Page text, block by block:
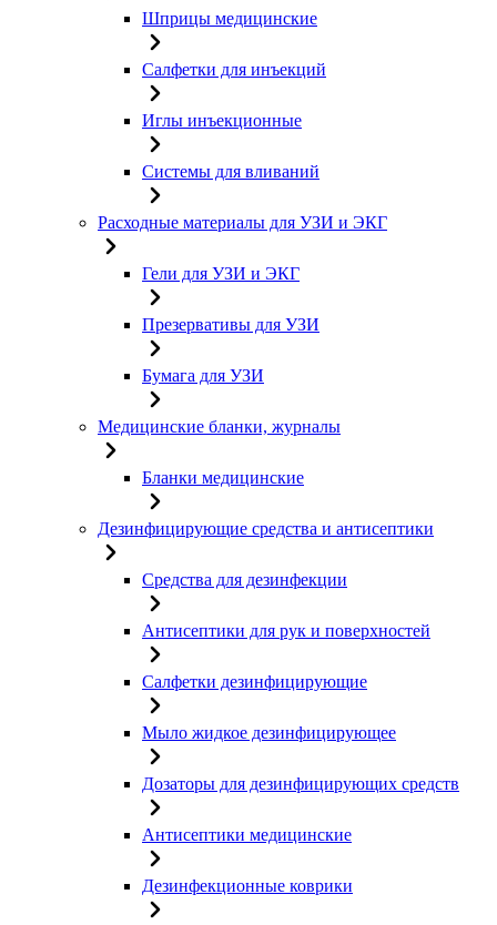
Шприцы медицинские
Салфетки для инъекций
Иглы инъекционные
Системы для вливаний
Расходные материалы для УЗИ и ЭКГ
Гели для УЗИ и ЭКГ
Презервативы для УЗИ
Бумага для УЗИ
Медицинские бланки, журналы
Бланки медицинские
Дезинфицирующие средства и антисептики
Средства для дезинфекции
Антисептики для рук и поверхностей
Салфетки дезинфицирующие
Мыло жидкое дезинфицирующее
Дозаторы для дезинфицирующих средств
Антисептики медицинские
Дезинфекционные коврики